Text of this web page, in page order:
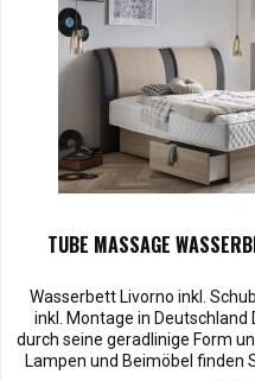
TUBE MASSAGE
Wasserbett Livorno inkl.
inkl. Montage in
durch seine geradlinige Form
Lampen und Beimöbel finden